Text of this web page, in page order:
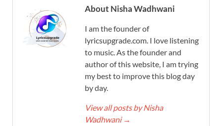
About Nisha Wadhwani
I am the founder of
lyricsupgrade.com. I love listening
to music. As the founder and
author of this website, I am trying
my best to improve this blog day
by day.
View all posts by Nisha
Wadhwani →